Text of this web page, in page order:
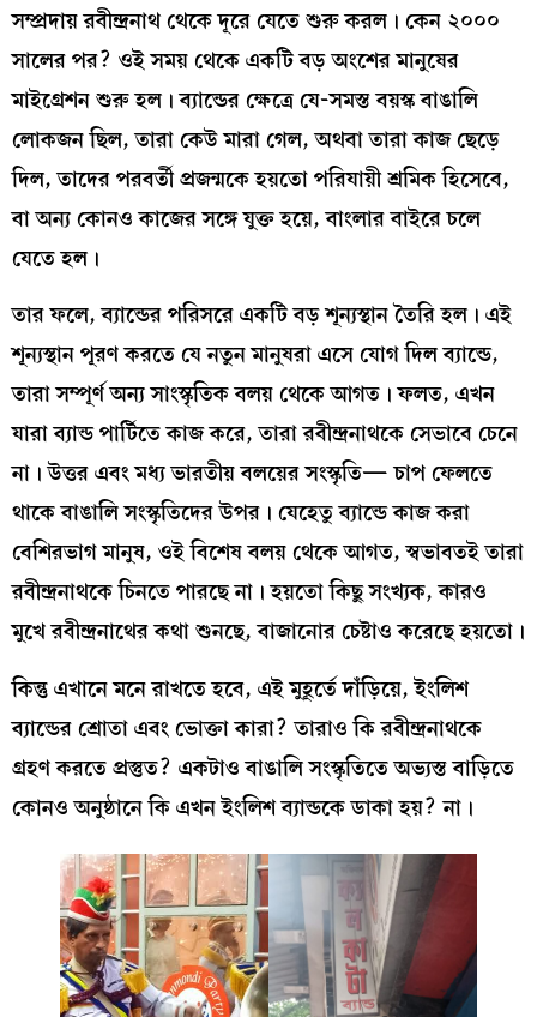
সম্প্রদায় রবীন্দ্রনাথ থেকে দূরে যেতে শুরু করল। কেন ২০০০
সালের পর? ওই সময় থেকে একটি বড় অংশের মানুষের
মাইগ্রেশন শুরু হল। ব্যান্ডের ক্ষেত্রে যে-সমস্ত বয়স্ক বাঙালি
লোকজন ছিল, তারা কেউ মারা গেল, অথবা তারা কাজ ছেড়ে
দিল, তাদের পরবর্তী প্রজন্মকে হয়তো পরিযায়ী শ্রমিক হিসেবে,
বা অন্য কোনও কাজের সঙ্গে যুক্ত হয়ে, বাংলার বাইরে চলে
যেতে হল।
তার ফলে, ব্যান্ডের পরিসরে একটি বড় শূন্যস্থান তৈরি হল। এই
শূন্যস্থান পূরণ করতে যে নতুন মানুষরা এসে যোগ দিল ব্যান্ডে,
তারা সম্পূর্ণ অন্য সাংস্কৃতিক বলয় থেকে আগত। ফলত, এখন
যারা ব্যান্ড পার্টিতে কাজ করে, তারা রবীন্দ্রনাথকে সেভাবে চেনে
না। উত্তর এবং মধ্য ভারতীয় বলয়ের সংস্কৃতি— চাপ ফেলতে
থাকে বাঙালি সংস্কৃতিদের উপর। যেহেতু ব্যান্ডে কাজ করা
বেশিরভাগ মানুষ, ওই বিশেষ বলয় থেকে আগত, স্বভাবতই তারা
রবীন্দ্রনাথকে চিনতে পারছে না। হয়তো কিছু সংখ্যক, কারও
মুখে রবীন্দ্রনাথের কথা শুনছে, বাজানোর চেষ্টাও করেছে হয়তো।
কিন্তু এখানে মনে রাখতে হবে, এই মুহূর্তে দাঁড়িয়ে, ইংলিশ
ব্যান্ডের শ্রোতা এবং ভোক্তা কারা? তারাও কি রবীন্দ্রনাথকে
গ্রহণ করতে প্রস্তুত? একটাও বাঙালি সংস্কৃতিতে অভ্যস্ত বাড়িতে
কোনও অনুষ্ঠানে কি এখন ইংলিশ ব্যান্ডকে ডাকা হয়? না।